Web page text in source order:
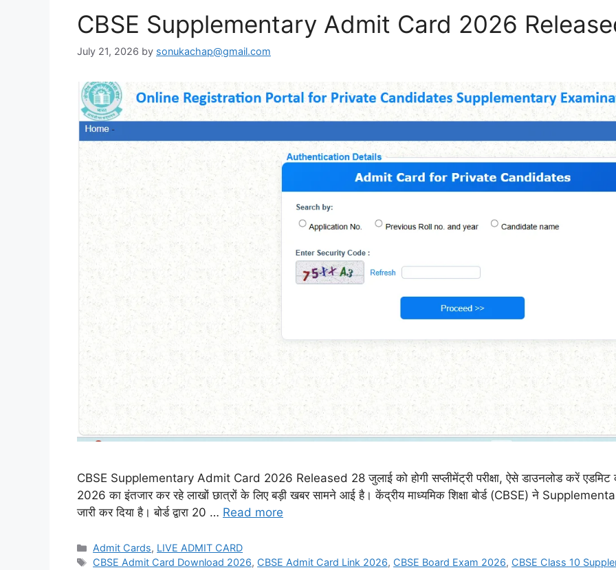
CBSE Supplementary Admit Card 2026
July 21, 2026 by sonukachap@gmail.com
CBSE Supplementary Admit Card 2026 Released 28 जुलाई को होगी सप्लीमेंट्री परीक्षा, ऐसे डाउनलोड करें
2026 का इंतजार कर रहे लाखों छात्रों के लिए बड़ी खबर सामने आई है। केंद्रीय माध्यमिक शिक्षा बोर्ड (CBSE) ने
जारी कर दिया है। बोर्ड द्वारा 20 … Read more
Admit Cards, LIVE ADMIT CARD
CBSE Admit Card Download 2026, CBSE Admit Card Link 2026, CBSE Board Exam 2026, CBSE Class 10